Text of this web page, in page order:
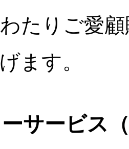
たりご愛
ます。
サービス